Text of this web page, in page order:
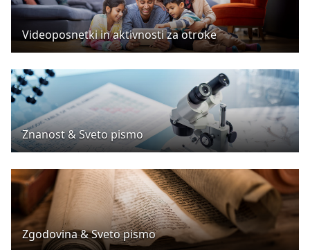
Videoposnetki in aktivnosti za otroke
Znanost & Sveto pismo
Zgodovina & Sveto pismo